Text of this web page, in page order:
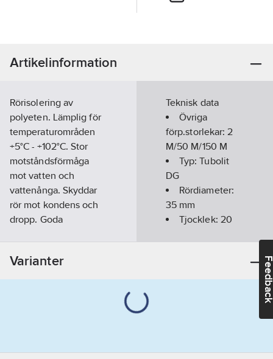
Artikelinformation
Rörisolering av
polyeten. Lämplig för
temperaturområden
+5°C - +102°C. Stor
motståndsförmåga
mot vatten och
vattenånga. Skyddar
rör mot kondens och
dropp. Goda
Förslitsad, enkel och
snabb att montera.
eller HFC.
Teknisk data
Övriga
förp.storlekar:2
M/50 M/150 M
Typ:Tubolit
DG
Rördiameter:
35 mm
Tjocklek: 20
Varianter